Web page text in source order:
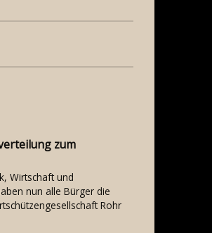
zum
Wirtschaft und
nun alle Bürger die
Rohr